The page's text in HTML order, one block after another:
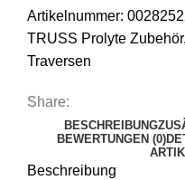
Artikelnummer:
TRUSS Prolyte Zubehör,
Traversen
Share:
BESCHREIBUNG
BEWERTUNGEN (0)
Beschreibung